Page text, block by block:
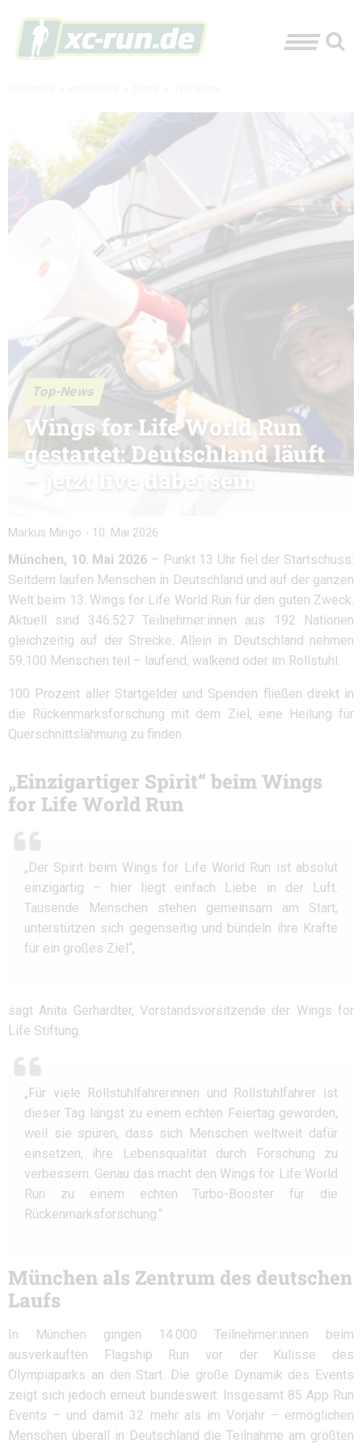
Top-News
Wings for Life World Run
gestartet: Deutschland läuft
– jetzt live dabei sein
Markus Mingo - 10. Mai 2026
München, 10. Mai 2026 – Punkt 13 Uhr fiel der Startschuss:
Seitdem laufen Menschen in Deutschland und auf der ganzen
Welt beim 13. Wings for Life World Run für den guten Zweck.
Aktuell sind 346.527 Teilnehmer:innen aus 192 Nationen
gleichzeitig auf der Strecke. Allein in Deutschland nehmen
59.100 Menschen teil – laufend, walkend oder im Rollstuhl.
100 Prozent aller Startgelder und Spenden fließen direkt in
die Rückenmarksforschung mit dem Ziel, eine Heilung für
Querschnittslähmung zu finden.
„Einzigartiger Spirit“ beim Wings
for Life World Run
„Der Spirit beim Wings for Life World Run ist absolut
einzigartig – hier liegt einfach Liebe in der Luft.
Tausende Menschen stehen gemeinsam am Start,
unterstützen sich gegenseitig und bündeln ihre Kräfte
für ein großes Ziel“,
sagt Anita Gerhardter, Vorstandsvorsitzende der Wings for
Life Stiftung.
„Für viele Rollstuhlfahrerinnen und Rollstuhlfahrer ist
dieser Tag längst zu einem echten Feiertag geworden,
weil sie spüren, dass sich Menschen weltweit dafür
einsetzen, ihre Lebensqualität durch Forschung zu
verbessern. Genau das macht den Wings for Life World
Run zu einem echten Turbo-Booster für die
Rückenmarksforschung.“
München als Zentrum des deutschen
Laufs
In München gingen 14.000 Teilnehmer:innen beim
ausverkauften Flagship Run vor der Kulisse des
Olympiaparks an den Start. Die große Dynamik des Events
zeigt sich jedoch erneut bundesweit: Insgesamt 85 App Run
Events – und damit 32 mehr als im Vorjahr – ermöglichen
Menschen überall in Deutschland die Teilnahme am größten